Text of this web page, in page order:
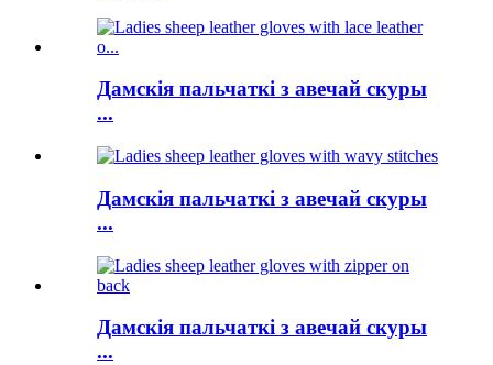
Дамскія пальчаткі з авечай скуры
...
Дамскія пальчаткі з авечай скуры
...
Дамскія пальчаткі з авечай скуры
...